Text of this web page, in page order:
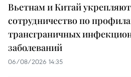
Вьетнам и Китай укрепляют
сотрудничество по
трансграничных
заболеваний
06/08/2026 14:35